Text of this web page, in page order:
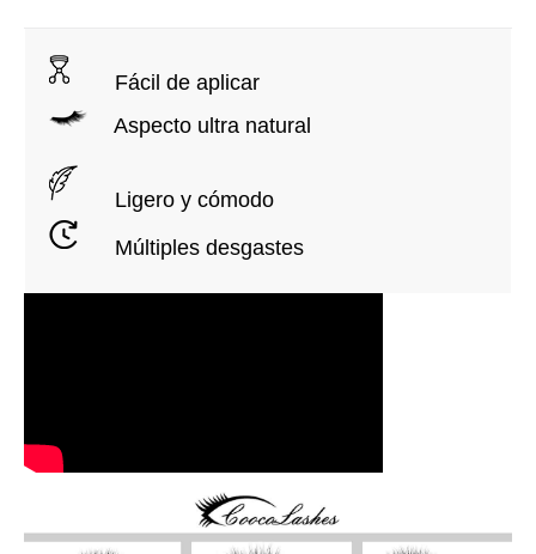
Fácil de aplicar
Aspecto ultra natural
Ligero y cómodo
Múltiples desgastes